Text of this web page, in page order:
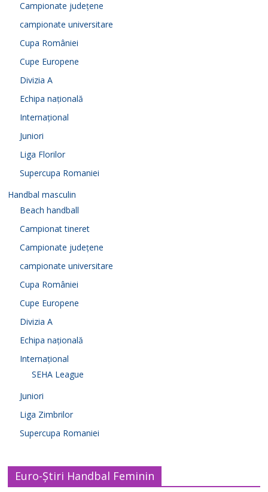
Campionate județene
campionate universitare
Cupa României
Cupe Europene
Divizia A
Echipa națională
Internațional
Juniori
Liga Florilor
Supercupa Romaniei
Handbal masculin
Beach handball
Campionat tineret
Campionate județene
campionate universitare
Cupa României
Cupe Europene
Divizia A
Echipa națională
Internațional
SEHA League
Juniori
Liga Zimbrilor
Supercupa Romaniei
Euro-Știri Handbal Feminin